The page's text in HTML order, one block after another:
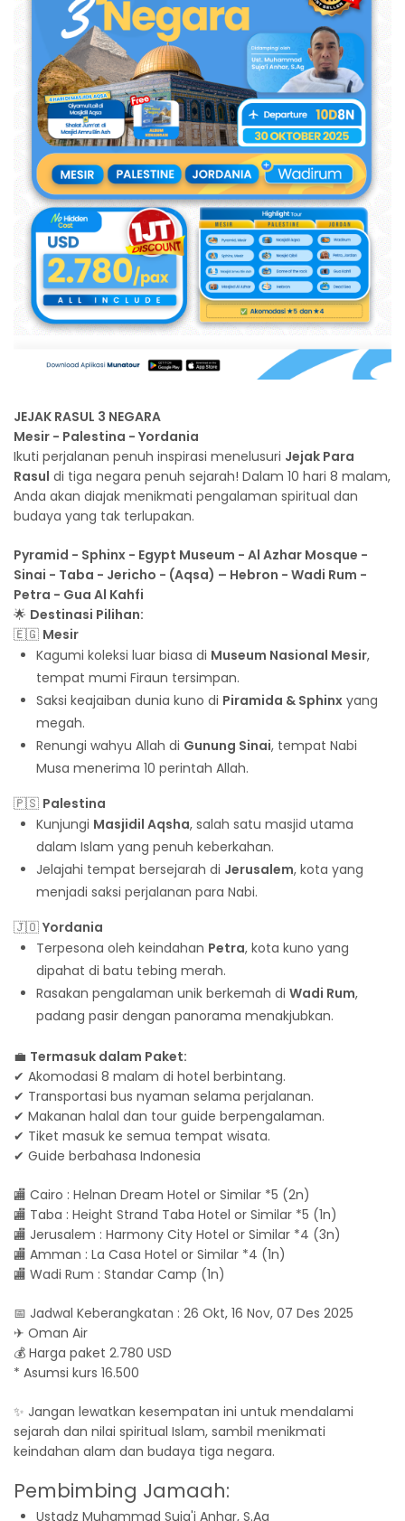
JEJAK RASUL 3 NEGARA
Mesir - Palestina - Yordania
Ikuti perjalanan penuh inspirasi menelusuri Jejak Para
Rasul di tiga negara penuh sejarah! Dalam 10 hari 8 malam,
Anda akan diajak menikmati pengalaman spiritual dan
budaya yang tak terlupakan.
Pyramid - Sphinx - Egypt Museum - Al Azhar Mosque -
Sinai - Taba - Jericho - (Aqsa) – Hebron - Wadi Rum -
Petra - Gua Al Kahfi
🌟 Destinasi Pilihan:
🇪🇬 Mesir
Kagumi koleksi luar biasa di Museum Nasional Mesir,
tempat mumi Firaun tersimpan.
Saksi keajaiban dunia kuno di Piramida & Sphinx yang
megah.
Renungi wahyu Allah di Gunung Sinai, tempat Nabi
Musa menerima 10 perintah Allah.
🇵🇸 Palestina
Kunjungi Masjidil Aqsha, salah satu masjid utama
dalam Islam yang penuh keberkahan.
Jelajahi tempat bersejarah di Jerusalem, kota yang
menjadi saksi perjalanan para Nabi.
🇯🇴 Yordania
Terpesona oleh keindahan Petra, kota kuno yang
dipahat di batu tebing merah.
Rasakan pengalaman unik berkemah di Wadi Rum,
padang pasir dengan panorama menakjubkan.
💼 Termasuk dalam Paket:
✔ Akomodasi 8 malam di hotel berbintang.
✔ Transportasi bus nyaman selama perjalanan.
✔ Makanan halal dan tour guide berpengalaman.
✔ Tiket masuk ke semua tempat wisata.
✔ Guide berbahasa Indonesia
🏬 Cairo : Helnan Dream Hotel or Similar *5 (2n)
🏬 Taba : Height Strand Taba Hotel or Similar *5 (1n)
🏬 Jerusalem : Harmony City Hotel or Similar *4 (3n)
🏬 Amman : La Casa Hotel or Similar *4 (1n)
🏬 Wadi Rum : Standar Camp (1n)
📅 Jadwal Keberangkatan : 26 Okt, 16 Nov, 07 Des 2025
✈ Oman Air
💰 Harga paket 2.780 USD
* Asumsi kurs 16.500
✨ Jangan lewatkan kesempatan ini untuk mendalami
sejarah dan nilai spiritual Islam, sambil menikmati
keindahan alam dan budaya tiga negara.
Pembimbing Jamaah:
Ustadz Muhammad Suja'i Anhar, S.Ag